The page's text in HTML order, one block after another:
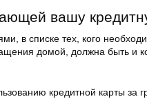
вашу
в списке тех, кого
домой, должна быть и
кредитной карты за